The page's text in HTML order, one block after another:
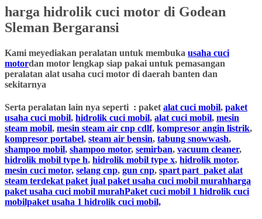
harga hidrolik cuci motor di Godean
Sleman Bergaransi
Kami meyediakan peralatan untuk membuka usaha cuci
motordan motor lengkap siap pakai untuk pemasangan
peralatan alat usaha cuci motor di daerah banten dan
sekitarnya
Serta peralatan lain nya seperti : paket alat cuci mobil, paket
usaha cuci mobil, hidrolik cuci mobil, alat cuci mobil, mesin
steam mobil, mesin steam air cnp cdlf, kompresor angin listrik,
kompresor portabel, steam air bensin, tabung snowwash,
shampoo mobil, shampoo motor, semirban, vacuum cleaner,
hidrolik mobil type h, hidrolik mobil type x, hidrolik motor,
mesin cuci motor, selang cnp, gun cnp, spart part paket alat
steam terdekat paket jual paket usaha cuci mobil murahharga
paket usaha cuci mobil murahPaket cuci mobil 1 hidrolik cuci
mobilpaket usaha 1 hidrolik cuci mobil,